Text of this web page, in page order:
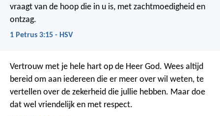
vraagt van de hoop die in u is, met zachtmoedigheid en
ontzag.
1 Petrus 3:15 - HSV
Vertrouw met je hele hart op de Heer God. Wees altijd
bereid om aan iedereen die er meer over wil weten, te
vertellen over de zekerheid die jullie hebben. Maar doe
dat wel vriendelijk en met respect.